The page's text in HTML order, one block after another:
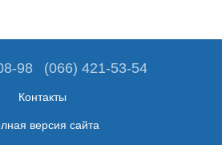
98 (066) 421-53-54
Контакты
версия сайта